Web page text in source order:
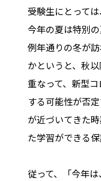
受験生にとって
今年の夏は特別
例年通りの冬が
かというと、秋
重なって、新型
する可能性が否
が近づいてきた
た学習ができる
従って、「今年